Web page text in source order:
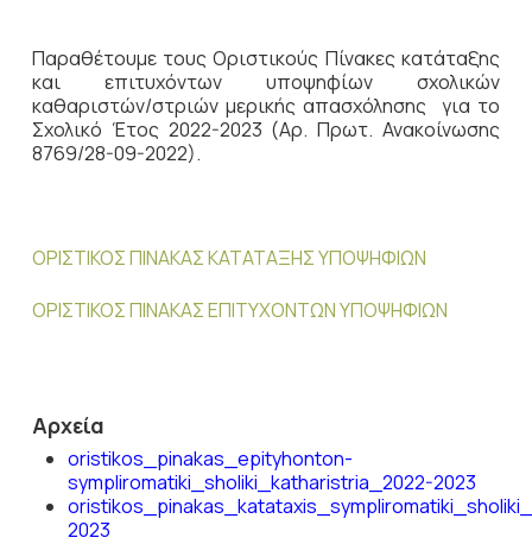
Παραθέτουμε τους Οριστικούς Πίνακες κατάταξης
και επιτυχόντων υποψηφίων σχολικών
καθαριστών/στριών μερικής απασχόλησης για το
Σχολικό Έτος 2022-2023 (Αρ. Πρωτ. Ανακοίνωσης
8769/28-09-2022).
ΟΡΙΣΤΙΚΟΣ ΠΙΝΑΚΑΣ ΚΑΤΑΤΑΞΗΣ ΥΠΟΨΗΦΙΩΝ
ΟΡΙΣΤΙΚΟΣ ΠΙΝΑΚΑΣ ΕΠΙΤΥΧΟΝΤΩΝ ΥΠΟΨΗΦΙΩΝ
Αρχεία
oristikos_pinakas_epityhonton-
sympliromatiki_sholiki_katharistria_2022-2023
2023